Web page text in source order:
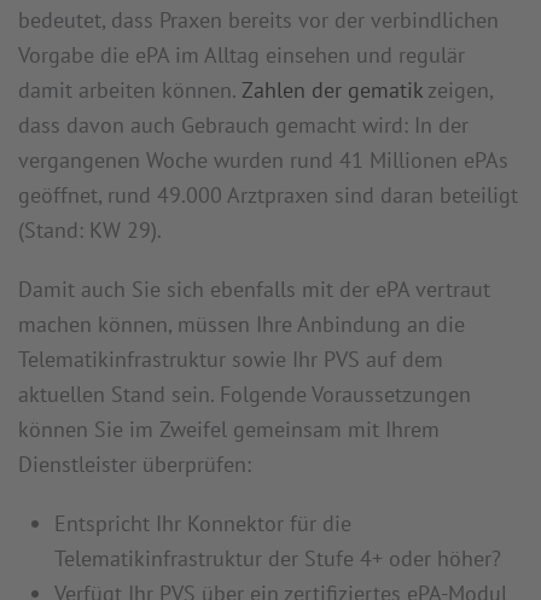
bedeutet, dass Praxen bereits vor der verbindlichen
Vorgabe die ePA im Alltag einsehen und regulär
damit arbeiten können. Zahlen der gematik zeigen,
dass davon auch Gebrauch gemacht wird: In der
vergangenen Woche wurden rund 41 Millionen ePAs
geöffnet, rund 49.000 Arztpraxen sind daran beteiligt
(Stand: KW 29).
Damit auch Sie sich ebenfalls mit der ePA vertraut
machen können, müssen Ihre Anbindung an die
Telematikinfrastruktur sowie Ihr PVS auf dem
aktuellen Stand sein. Folgende Voraussetzungen
können Sie im Zweifel gemeinsam mit Ihrem
Dienstleister überprüfen:
Entspricht Ihr Konnektor für die
Telematikinfrastruktur der Stufe 4+ oder höher?
Verfügt Ihr PVS über ein zertifiziertes ePA-Modul